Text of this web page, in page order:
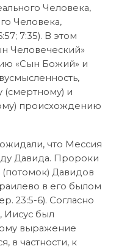
Человека,
Человека,
7:35). В этом
Человеческий»
«Сын Божий» и
(смертному) и
происхождению
что Мессия
Давида. Пророки
(потомок) Давидов
в его былом
23:5-6). Согласно
Иисус был
выражение
в частности, к